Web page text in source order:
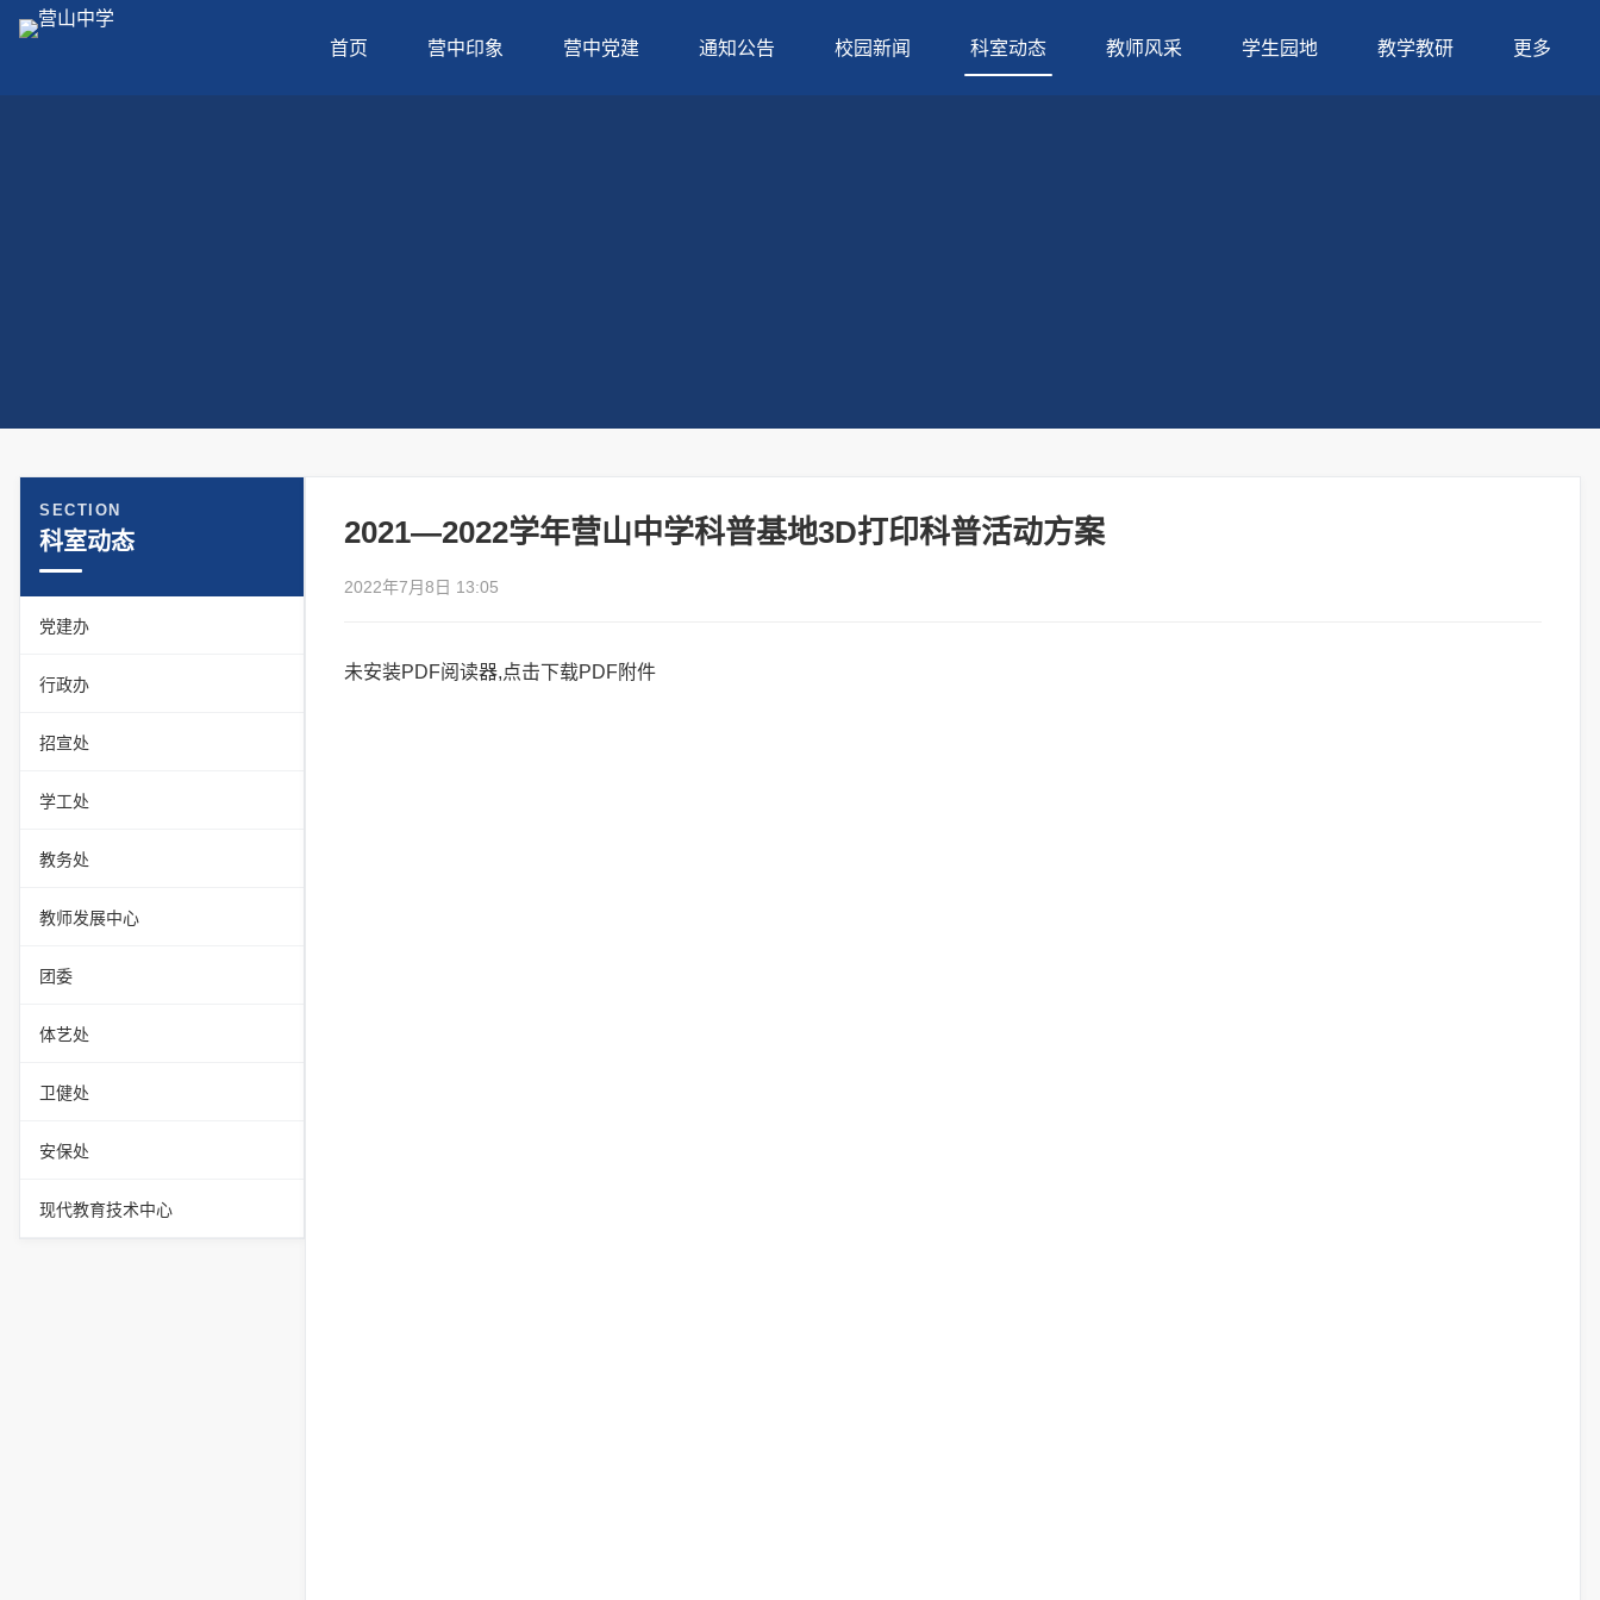
首页 营中印象 营中党建 通知公告 校园新闻 科室动态 教师风采 学生园地 教学教研 更多
SECTION
科室动态
党建办
行政办
招宣处
学工处
教务处
教师发展中心
团委
体艺处
卫健处
安保处
现代教育技术中心
2021—2022学年营山中学科普基地3D打印科普活动方案
2022年7月8日 13:05
未安装PDF阅读器,点击下载PDF附件